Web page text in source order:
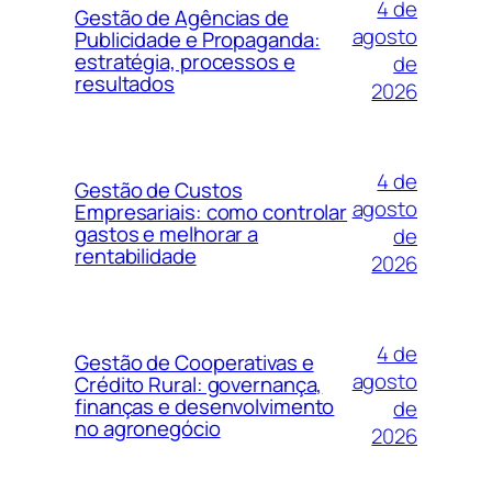
Gestão de Agências de
Publicidade e Propaganda:
estratégia, processos e
resultados
4 de
agosto
de
2026
Gestão de Custos
Empresariais: como controlar
gastos e melhorar a
rentabilidade
4 de
agosto
de
2026
Gestão de Cooperativas e
Crédito Rural: governança,
finanças e desenvolvimento
no agronegócio
4 de
agosto
de
2026